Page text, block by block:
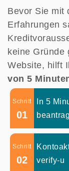
Bevor Sie mit
Erfahrungen
keine Gründe
Website, hilft
von 5
Schritt
01
In 5
Schritt
02
verify-u